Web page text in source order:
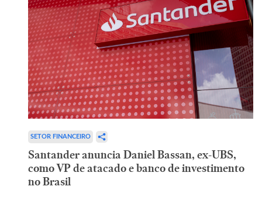
SETOR FINANCEIRO
Santander anuncia Daniel Bassan, ex-UBS,
como VP de atacado e banco de investimento
no Brasil